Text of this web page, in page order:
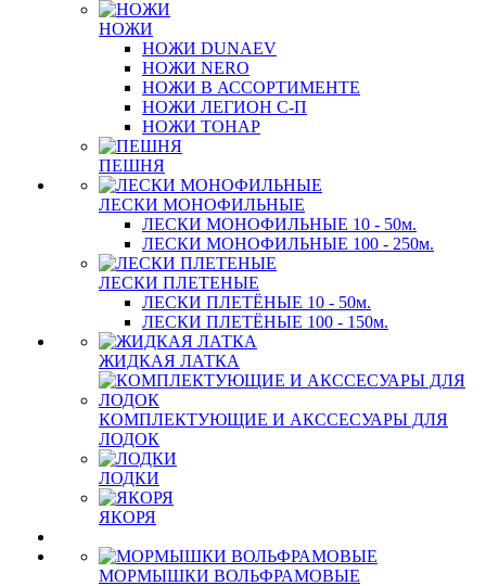
НОЖИ
НОЖИ DUNAEV
НОЖИ NERO
НОЖИ В АССОРТИМЕНТЕ
НОЖИ ЛЕГИОН С-П
НОЖИ ТОНАР
ПЕШНЯ
ЛЕСКИ МОНОФИЛЬНЫЕ
ЛЕСКИ МОНОФИЛЬНЫЕ 10 - 50м.
ЛЕСКИ МОНОФИЛЬНЫЕ 100 - 250м.
ЛЕСКИ ПЛЕТЕНЫЕ
ЛЕСКИ ПЛЕТЁНЫЕ 10 - 50м.
ЛЕСКИ ПЛЕТЁНЫЕ 100 - 150м.
ЖИДКАЯ ЛАТКА
КОМПЛЕКТУЮЩИЕ И АКССЕСУАРЫ ДЛЯ
ЛОДОК
ЛОДКИ
ЯКОРЯ
МОРМЫШКИ ВОЛЬФРАМОВЫЕ